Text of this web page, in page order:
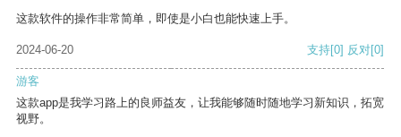
这款软件的操作非常简单，即使是小白也能快速上手。
2024-06-20 支持[0] 反对[0]
游客
这款app是我学习路上的良师益友，让我能够随时随地学习新知识，拓宽
视野。